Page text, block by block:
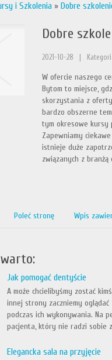
i Szkolenia » Dobre
Dobre
2021-10-28
W ofercie naszego
Bytom to miejsce,
skorzystania z
bardzo obszerne
tym okresowe kursy
Zapewniamy
istnieje duże
związanych z
Poleć stronę Wpis
Jak pomogać dentyście
A może chcielibyśmy zostać
innej strony zaczniemy
podczas ich wykonywania. Na
pacjenta, który nie radzi sobie
Elegancka sala na przyjęcie